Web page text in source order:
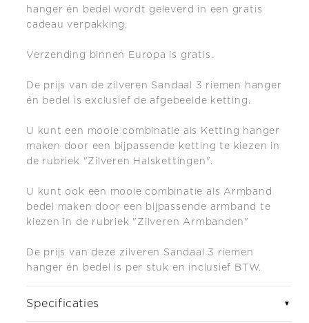
hanger én bedel wordt geleverd in een gratis
cadeau verpakking.
Verzending binnen Europa is gratis.
De prijs van de zilveren Sandaal 3 riemen hanger
én bedel is exclusief de afgebeelde ketting.
U kunt een mooie combinatie als Ketting hanger
maken door een bijpassende ketting te kiezen in
de rubriek "Zilveren Halskettingen".
U kunt ook een mooie combinatie als Armband
bedel maken door een bijpassende armband te
kiezen in de rubriek "Zilveren Armbanden"
De prijs van deze zilveren Sandaal 3 riemen
hanger én bedel is per stuk en inclusief BTW.
Specificaties ▼